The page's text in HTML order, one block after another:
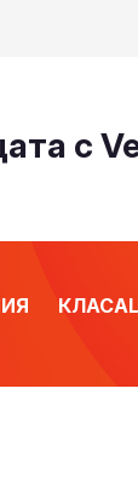
с